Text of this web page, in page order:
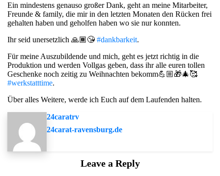
Ein mindestens genauso großer Dank, geht an meine Mitarbeiter,
Freunde & family, die mir in den letzten Monaten den Rücken frei
gehalten haben und geholfen haben wo sie nur konnten.
Ihr seid unersetzlich 🙏🏾😘 #dankbarkeit.
Für meine Auszubildende und mich, geht es jetzt richtig in die
Produktion und werden Vollgas geben, dass ihr alle euren tollen
Geschenke noch zeitig zu Weihnachten bekomm💪🏼🎁🎄🥰
#werkstatttime.
Über alles Weitere, werde ich Euch auf dem Laufenden halten.
24caratrv
24carat-ravensburg.de
Leave a Reply